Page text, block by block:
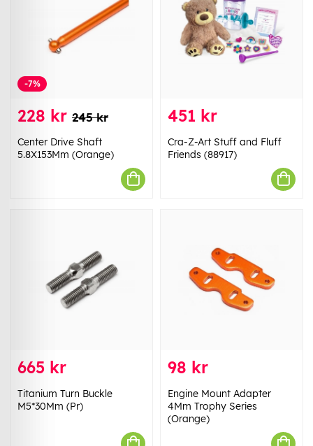
-7%
228 kr 245 kr
Center Drive Shaft
5.8X153Mm (Orange)
451 kr
Cra-Z-Art Stuff and Fluff
Friends (88917)
665 kr
Titanium Turn Buckle
M5*30Mm (Pr)
98 kr
Engine Mount Adapter
4Mm Trophy Series
(Orange)